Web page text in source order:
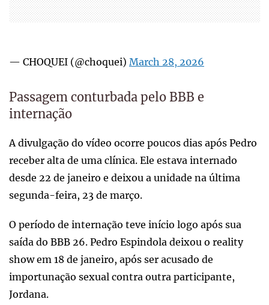
— CHOQUEI (@choquei) March 28, 2026
Passagem conturbada pelo BBB e
internação
A divulgação do vídeo ocorre poucos dias após Pedro
receber alta de uma clínica. Ele estava internado
desde 22 de janeiro e deixou a unidade na última
segunda-feira, 23 de março.
O período de internação teve início logo após sua
saída do BBB 26. Pedro Espindola deixou o reality
show em 18 de janeiro, após ser acusado de
importunação sexual contra outra participante,
Jordana.